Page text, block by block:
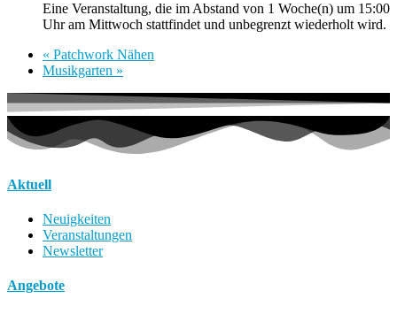
Eine Veranstaltung, die im Abstand von 1 Woche(n) um 15:00
Uhr am Mittwoch stattfindet und unbegrenzt wiederholt wird.
« Patchwork Nähen
Musikgarten »
Aktuell
Neuigkeiten
Veranstaltungen
Newsletter
Angebote